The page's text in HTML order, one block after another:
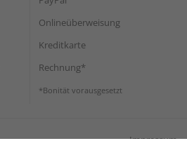
Onlineüberweisung
Kreditkarte
Rechnung*
*Bonität vorausgesetzt
Impressum